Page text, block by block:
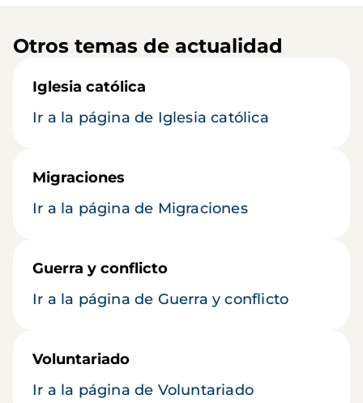
Otros temas de actualidad
Iglesia católica
Ir a la página de Iglesia católica
Migraciones
Ir a la página de Migraciones
Guerra y conflicto
Ir a la página de Guerra y conflicto
Voluntariado
Ir a la página de Voluntariado